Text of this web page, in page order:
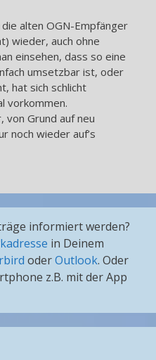
alten OGN-Empfänger
wieder, auch ohne
einsehen, dass so eine
umsetzbar ist, oder
hat sich schlicht
vorkommen.
von Grund auf neu
noch wieder auf’s
informiert werden?
in Deinem
oderOutlook. Oder
z.B. mit der App